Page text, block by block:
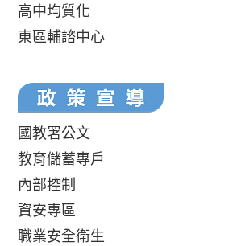
高中均質化
東區輔諮中心
國教署公文
教育儲蓄專戶
內部控制
資安專區
職業安全衛生